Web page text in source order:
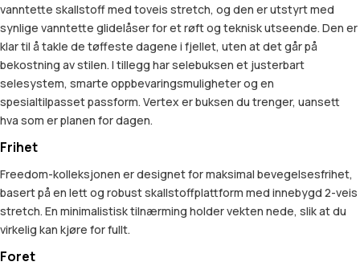
vanntette skallstoff med toveis stretch, og den er utstyrt med
synlige vanntette glidelåser for et røft og teknisk utseende. Den er
klar til å takle de tøffeste dagene i fjellet, uten at det går på
bekostning av stilen. I tillegg har selebuksen et justerbart
selesystem, smarte oppbevaringsmuligheter og en
spesialtilpasset passform. Vertex er buksen du trenger, uansett
hva som er planen for dagen.
Frihet
Freedom-kolleksjonen er designet for maksimal bevegelsesfrihet,
basert på en lett og robust skallstoffplattform med innebygd 2-veis
stretch. En minimalistisk tilnærming holder vekten nede, slik at du
virkelig kan kjøre for fullt.
Foret